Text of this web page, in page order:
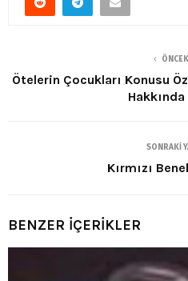
Ötelerin Çocukları Konusu
SONRAKI
Kırmızı
BENZER İÇERİKLER